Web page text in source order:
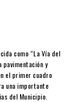
como “La Vía del
y
el primer cuadro
una importante
del Municipio.